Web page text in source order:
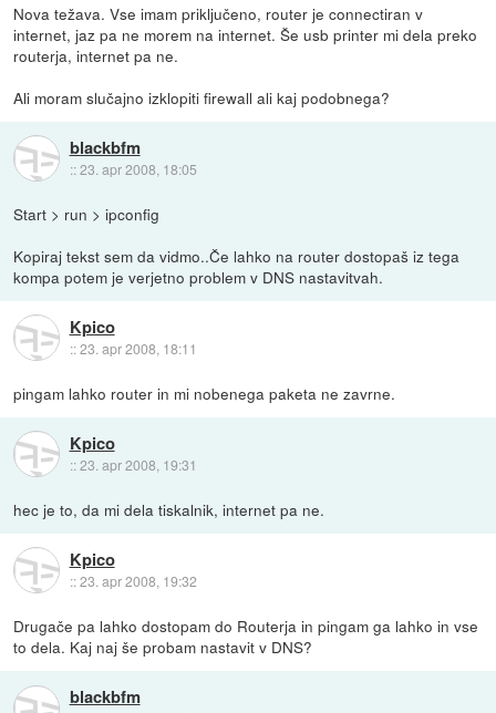
Nova težava. Vse imam priključeno, router je connectiran v
internet, jaz pa ne morem na internet. Še usb printer mi dela preko
routerja, internet pa ne.
Ali moram slučajno izklopiti firewall ali kaj podobnega?
blackbfm
::23. apr 2008, 18:05
Start > run > ipconfig
Kopiraj tekst sem da vidmo..Če lahko na router dostopaš iz tega
kompa potem je verjetno problem v DNS nastavitvah.
Kpico
::23. apr 2008, 18:11
pingam lahko router in mi nobenega paketa ne zavrne.
Kpico
::23. apr 2008, 19:31
hec je to, da mi dela tiskalnik, internet pa ne.
Kpico
::23. apr 2008, 19:32
Drugače pa lahko dostopam do Routerja in pingam ga lahko in vse
to dela. Kaj naj še probam nastavit v DNS?
blackbfm